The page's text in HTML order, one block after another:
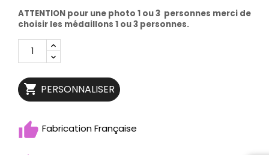
ATTENTION pour une photo 1 ou 3 personnes merci de
choisir les médaillons 1 ou 3 personnes.
 PERSONNALISER
Fabrication Française